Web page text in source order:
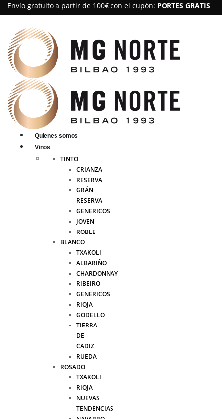
Envío gratuito a partir de 100€ con el cupón: PORTES GRATIS
Quienes somos
Vinos
TINTO
CRIANZA
RESERVA
GRÁN
RESERVA
GENERICOS
JOVEN
ROBLE
BLANCO
TXAKOLI
ALBARIÑO
CHARDONNAY
RIBEIRO
GENERICOS
RIOJA
GODELLO
TIERRA
DE
CADIZ
RUEDA
ROSADO
TXAKOLI
RIOJA
NUEVAS
TENDENCIAS